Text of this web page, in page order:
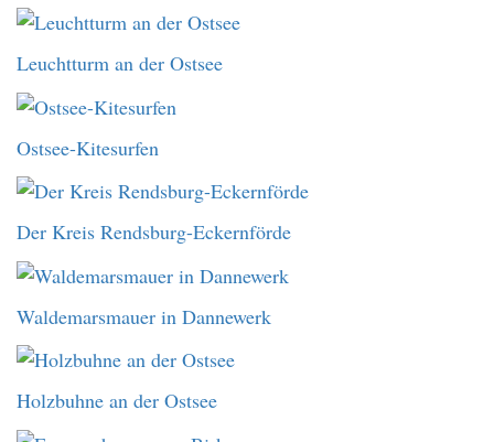
Leuchtturm an der Ostsee
Ostsee-Kitesurfen
Der Kreis Rendsburg-Eckernförde
Waldemarsmauer in Dannewerk
Holzbuhne an der Ostsee